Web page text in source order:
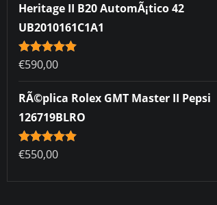
Heritage II B20 AutomÃ¡tico 42
UB2010161C1A1
Rated5.00
out of 5
€590,00
RÃ©plica Rolex GMT Master II Pepsi
126719BLRO
Rated5.00
out of 5
€550,00